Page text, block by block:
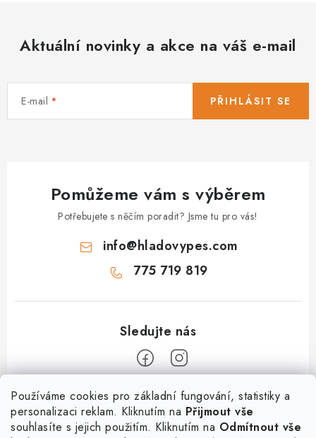
Používáme cookies pro základní fungování, statistiky a
personalizaci reklam. Kliknutím na Přijmout vše
souhlasíte s jejich použitím. Kliknutím na Odmítnout vše
Aktuální novinky a akce na váš e-mail
E-mail PŘIHLÁSIT SE
Pomůžeme vám s výběrem
Potřebujete s něčím poradit? Jsme tu pro vás!
info@hladovypes.com
775 719 819
Informace